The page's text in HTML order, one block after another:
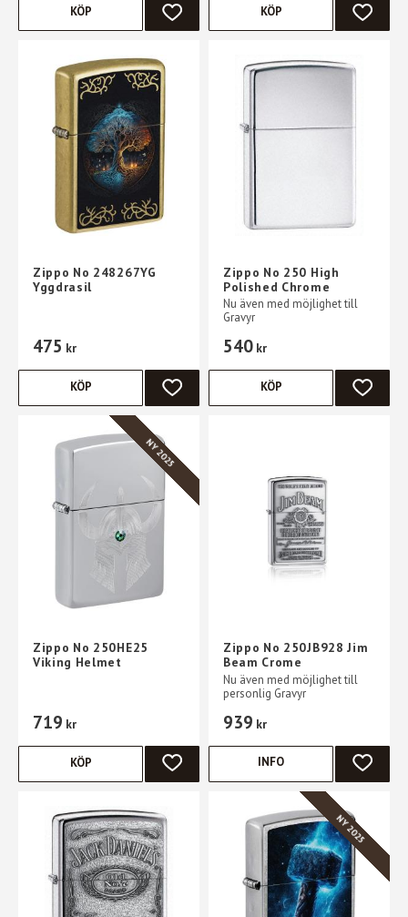
LÄGG TILL I FAVORITER
KÖP
LÄGG
KÖP
Zippo No 248267YG
Yggdrasil
475 kr
LÄGG TILL I FAVORITER
KÖP
Zippo No 250 High
Polished Chrome
Nu även med möjlighet till
Gravyr
540 kr
LÄGG
KÖP
Zippo No 250HE25
Viking Helmet
719 kr
NY 2025
LÄGG TILL I FAVORITER
KÖP
Zippo No 250JB928 Jim
Beam Crome
Nu även med möjlighet till
personlig Gravyr
939 kr
LÄGG
INFO
NY 2025